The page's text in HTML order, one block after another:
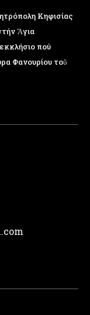
Κηφισίας
Ἅγια
πού
Φανουρίου τοῦ